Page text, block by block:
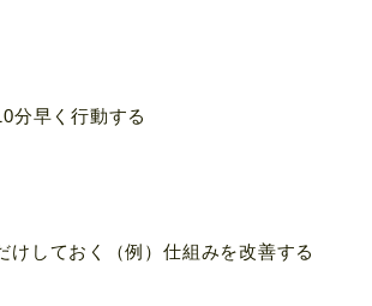
分早く行動する
しておく（例）仕組みを改善する